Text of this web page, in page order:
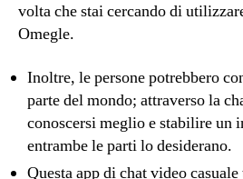
volta che stai cercando di
Omegle.
Inoltre, le persone potrebbero
parte del mondo; attraverso la
conoscersi meglio e stabilire un
entrambe le parti lo desiderano.
Questa app di chat video